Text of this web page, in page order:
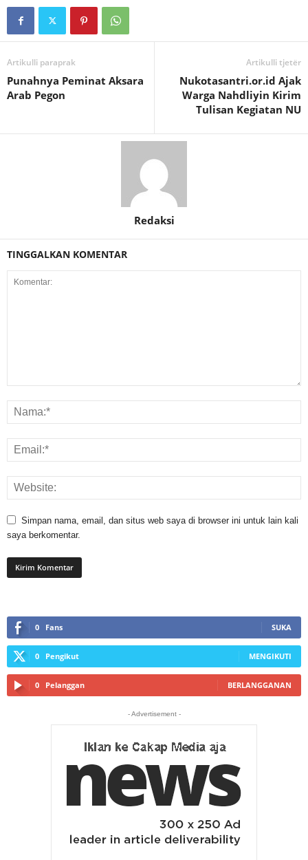
Artikulli paraprak
Punahnya Peminat Aksara
Arab Pegon
Artikulli tjetër
Nukotasantri.or.id Ajak
Warga Nahdliyin Kirim
Tulisan Kegiatan NU
Redaksi
TINGGALKAN KOMENTAR
Simpan nama, email, dan situs web saya di browser ini untuk lain kali
saya berkomentar.
0 Fans SUKA
0 Pengikut MENGIKUTI
0 Pelanggan BERLANGGANAN
- Advertisement -